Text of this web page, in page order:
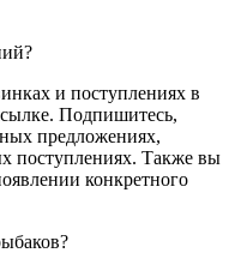
и поступлениях в
Подпишитесь,
предложениях,
поступлениях. Также вы
конкретного